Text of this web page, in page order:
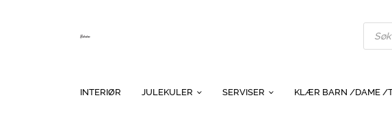
search
INTERIØR JULEKULER SERVISER KLÆR BARN /DAME /